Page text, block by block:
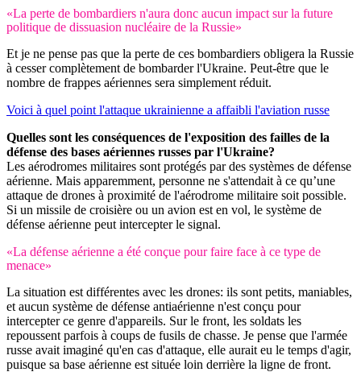
«La perte de bombardiers n'aura donc aucun impact sur la future
politique de dissuasion nucléaire de la Russie»
Et je ne pense pas que la perte de ces bombardiers obligera la Russie
à cesser complètement de bombarder l'Ukraine. Peut-être que le
nombre de frappes aériennes sera simplement réduit.
Voici à quel point l'attaque ukrainienne a affaibli l'aviation russe
Quelles sont les conséquences de l'exposition des failles de la
défense des bases aériennes russes par l'Ukraine?
Les aérodromes militaires sont protégés par des systèmes de défense
aérienne. Mais apparemment, personne ne s'attendait à ce qu’une
attaque de drones à proximité de l'aérodrome militaire soit possible.
Si un missile de croisière ou un avion est en vol, le système de
défense aérienne peut intercepter le signal.
«La défense aérienne a été conçue pour faire face à ce type de
menace»
La situation est différentes avec les drones: ils sont petits, maniables,
et aucun système de défense antiaérienne n'est conçu pour
intercepter ce genre d'appareils. Sur le front, les soldats les
repoussent parfois à coups de fusils de chasse. Je pense que l'armée
russe avait imaginé qu'en cas d'attaque, elle aurait eu le temps d'agir,
puisque sa base aérienne est située loin derrière la ligne de front.